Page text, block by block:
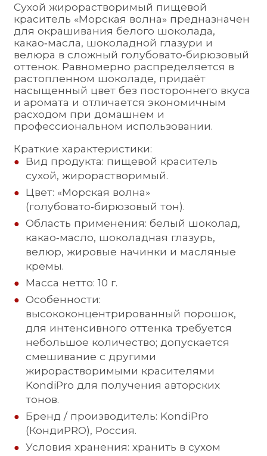
Сухой жирорастворимый пищевой
краситель «Морская волна» предназначен
для окрашивания белого шоколада,
какао‑масла, шоколадной глазури и
велюра в сложный голубовато‑бирюзовый
оттенок. Равномерно распределяется в
растопленном шоколаде, придаёт
насыщенный цвет без постороннего вкуса
и аромата и отличается экономичным
расходом при домашнем и
профессиональном использовании.​
Краткие характеристики:
Вид продукта: пищевой краситель
сухой, жирорастворимый.​
Цвет: «Морская волна»
(голубовато‑бирюзовый тон).​
Область применения: белый шоколад,
какао‑масло, шоколадная глазурь,
велюр, жировые начинки и масляные
кремы.​
Масса нетто: 10 г.​
Особенности:
высококонцентрированный порошок,
для интенсивного оттенка требуется
небольшое количество; допускается
смешивание с другими
жирорастворимыми красителями
KondiPro для получения авторских
тонов.​
Бренд / производитель: KondiPro
(КондиPRO), Россия.​
Условия хранения: хранить в сухом